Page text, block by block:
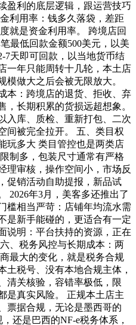
盈利的底层逻辑，跟运营技巧
利用率：钱多久落袋，差距
就是资金利用率。 跨境店回
最低回款金额500美元，以美
7天即可回款，以当地货币结
一年只能周转十几轮，本土店
模做大之后会被无限放大。
本：跨境店的退货、拒收、弃
，长期积累的货损远超想象。
入库、质检、重新打包、二次
间被完全拉开。 五、类目权
玩多大 类目管控也是两类店
制多，包装尺寸通常有严格
理审核，操作空间小，市场反
促销活动自助提报，新品试
2026年3月，美客多还推出了
槛相当严苛：店铺年均流水需
是新手能碰的，更适合有一定
说明：平台扶持的资源，正在
、税务风控与长期成本：两
最大的变化，就是税务合规
土税号、没有本地合规主体，
清关核验，容错率极低，限
是真实风险。 正规本土店主
票据合规，无论是墨西哥的
还是巴西的NF-e税务体系，